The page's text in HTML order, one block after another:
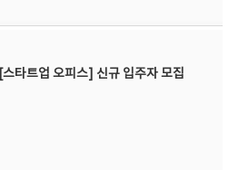
타트업 오피스] 신규 입주자 모집